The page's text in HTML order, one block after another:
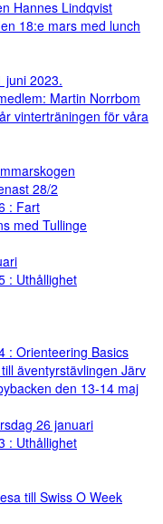
Hannes Lindqvist
18:e mars med lunch
juni 2023.
Martin Norrbom
vinterträningen för våra
28/2
: Fart
med Tullinge
: Uthållighet
: Orienteering Basics
äventyrstävlingen Järv
den 13-14 maj
26 januari
: Uthållighet
till Swiss O Week